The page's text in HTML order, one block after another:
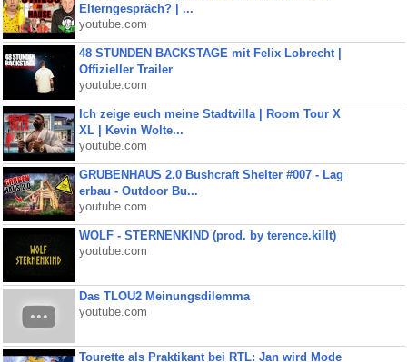
Elterngespräch? | ...
youtube.com
48 STUNDEN BACKSTAGE mit Felix Lobrecht |
Offizieller Trailer
youtube.com
Ich zeige euch meine Stadtvilla | Room Tour X
XL | Kevin Wolte...
youtube.com
GRUBENHAUS 2.0 Bushcraft Shelter #007 - Lag
erbau - Outdoor Bu...
youtube.com
WOLF - STERNENKIND (prod. by terence.killt)
youtube.com
Das TLOU2 Meinungsdilemma
youtube.com
Tourette als Praktikant bei RTL: Jan wird Mode